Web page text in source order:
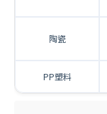
陶瓷
PP塑料